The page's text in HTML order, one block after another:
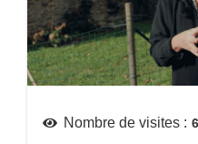
Nombre de visites :